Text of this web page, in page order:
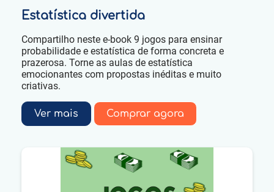
Estatística divertida
Compartilho neste e-book 9 jogos para ensinar
probabilidade e estatística de forma concreta e
prazerosa. Torne as aulas de estatística
emocionantes com propostas inéditas e muito
criativas.
Ver mais Comprar agora